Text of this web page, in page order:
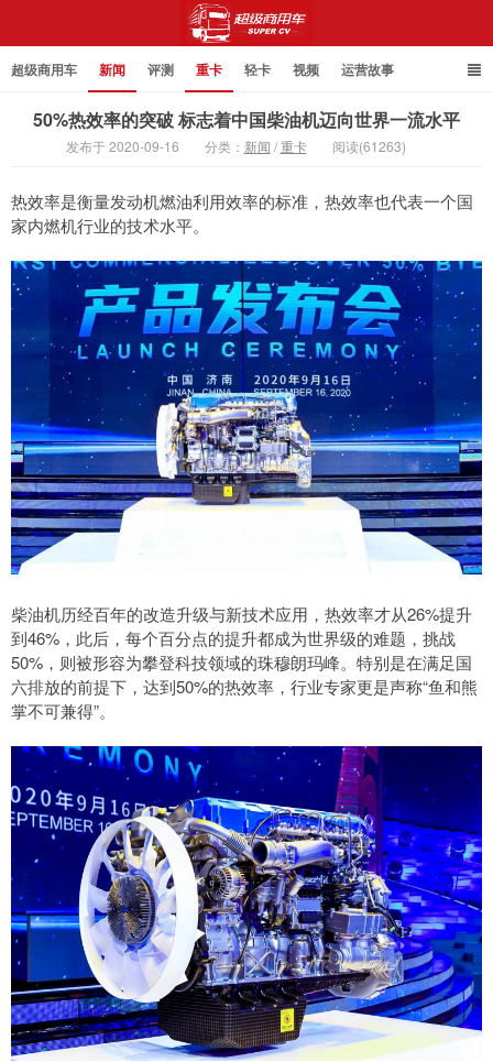
超级商用车 新闻 评测 重卡 轻卡 视频 运营故事
50%热效率的突破 标志着中国柴油机迈向世界一流水平
发布于 2020-09-16 分类： 新闻 /重卡 阅读(61263)
热效率是衡量发动机燃油利用效率的标准，热效率也代表一个国
家内燃机行业的技术水平。
柴油机历经百年的改造升级与新技术应用，热效率才从26%提升
到46%，此后，每个百分点的提升都成为世界级的难题，挑战
50%，则被形容为攀登科技领域的珠穆朗玛峰。特别是在满足国
六排放的前提下，达到50%的热效率，行业专家更是声称“鱼和熊
掌不可兼得”。